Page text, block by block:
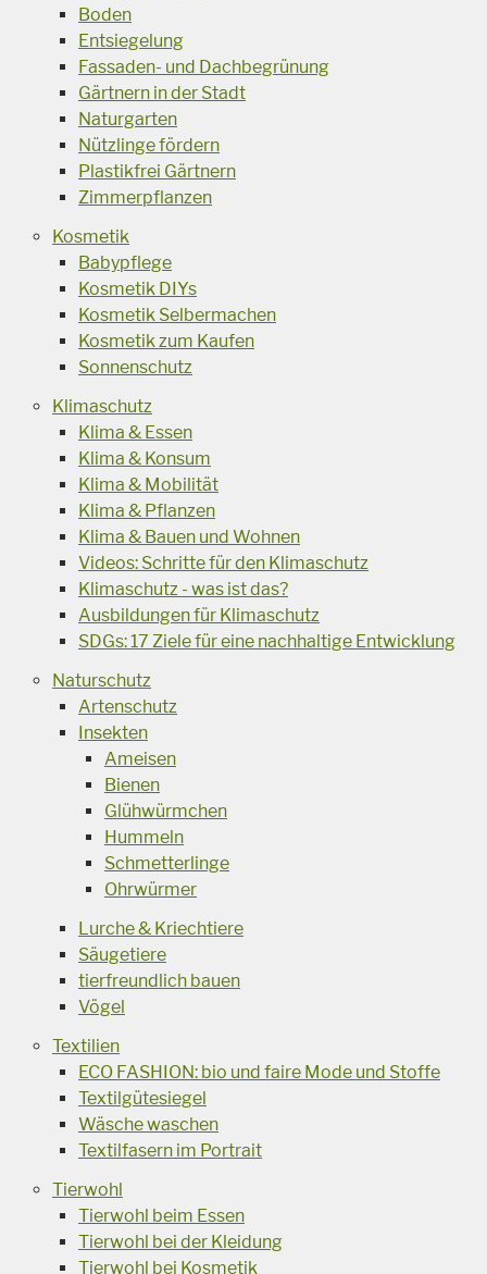
Boden
Entsiegelung
Fassaden- und Dachbegrünung
Gärtnern in der Stadt
Naturgarten
Nützlinge fördern
Plastikfrei Gärtnern
Zimmerpflanzen
Kosmetik
Babypflege
Kosmetik DIYs
Kosmetik Selbermachen
Kosmetik zum Kaufen
Sonnenschutz
Klimaschutz
Klima & Essen
Klima & Konsum
Klima & Mobilität
Klima & Pflanzen
Klima & Bauen und Wohnen
Videos: Schritte für den Klimaschutz
Klimaschutz - was ist das?
Ausbildungen für Klimaschutz
SDGs: 17 Ziele für eine nachhaltige Entwicklung
Naturschutz
Artenschutz
Insekten
Ameisen
Bienen
Glühwürmchen
Hummeln
Schmetterlinge
Ohrwürmer
Lurche & Kriechtiere
Säugetiere
tierfreundlich bauen
Vögel
Textilien
ECO FASHION: bio und faire Mode und Stoffe
Textilgütesiegel
Wäsche waschen
Textilfasern im Portrait
Tierwohl
Tierwohl beim Essen
Tierwohl bei der Kleidung
Tierwohl bei Kosmetik